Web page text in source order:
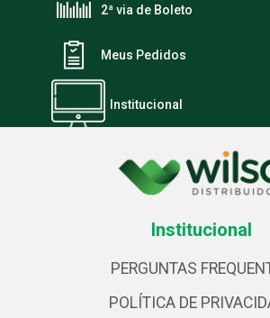
2ª via de Boleto
Meus Pedidos
Institucional
Institucional
PERGUNTAS
POLÍTICA DE